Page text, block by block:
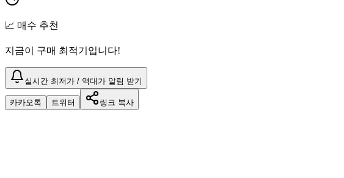
📈 매수 추천
지금이 구매 최적기입니다!
실시간 최저가 / 역대가 알림 받기
카카오톡 트위터 링크 복사